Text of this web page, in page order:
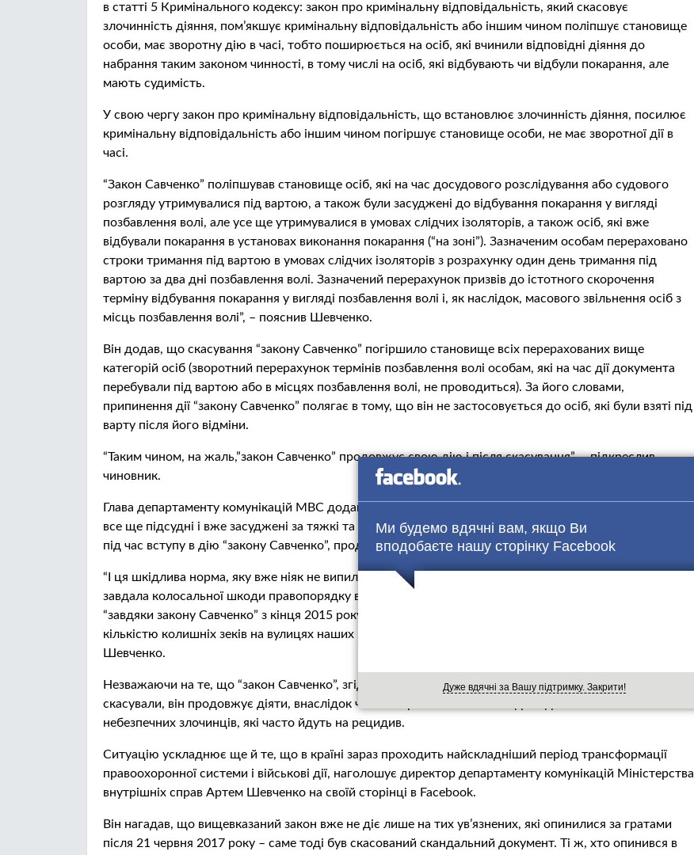
Ми будемо вдячні вам, якщо Ви
вподобаєте нашу сторінку Facebook
Дуже вдячні за Вашу підтримку. Закрити!
в статті 5 Кримінального кодексу: закон про кримінальну відповідальність, який скасовує
злочинність діяння, пом’якшує кримінальну відповідальність або іншим чином поліпшує становище
особи, має зворотну дію в часі, тобто поширюється на осіб, які вчинили відповідні діяння до
набрання таким законом чинності, в тому числі на осіб, які відбувають чи відбули покарання, але
мають судимість.
У свою чергу закон про кримінальну відповідальність, що встановлює злочинність діяння, посилює
кримінальну відповідальність або іншим чином погіршує становище особи, не має зворотної дії в
часі.
“Закон Савченко” поліпшував становище осіб, які на час досудового розслідування або судового
розгляду утримувалися під вартою, а також були засуджені до відбування покарання у вигляді
позбавлення волі, але усе ще утримувалися в умовах слідчих ізоляторів, а також осіб, які вже
відбували покарання в установах виконання покарання (“на зоні”). Зазначеним особам перераховано
строки тримання під вартою в умовах слідчих ізоляторів з розрахунку один день тримання під
вартою за два дні позбавлення волі. Зазначений перерахунок призвів до істотного скорочення
терміну відбування покарання у вигляді позбавлення волі і, як наслідок, масового звільнення осіб з
місць позбавлення волі”, – пояснив Шевченко.
Він додав, що скасування “закону Савченко” погіршило становище всіх перерахованих вище
категорій осіб (зворотний перерахунок термінів позбавлення волі особам, які на час дії документа
перебували під вартою або в місцях позбавлення волі, не проводиться). За його словами,
припинення дії “закону Савченко” полягає в тому, що він не застосовується до осіб, які були взяті під
варту після його відміни.
“Таким чином, на жаль,”закон Савченко” продовжує свою дію і після скасування”, – підкреслив
чиновник.
Глава департаменту комунікацій МВС додав, що досі і назавжди (до внесення змін до Конституції)
все ще підсудні і вже засуджені за тяжкі та особливо тяжкі злочини, що потрапили під варту і до, і
під час вступу в дію “закону Савченко”, продовжують виходити на волю за нормою “день за два”.
“І ця шкідлива норма, яку вже ніяк не випиляти із законодавства, крім як через зміну Конституції,
завдала колосальної шкоди правопорядку в нашій країні. Зрозумійте, що Національна поліція
“завдяки закону Савченко” з кінця 2015 року і назавжди стикається з надзвичайно великою
кількістю колишніх зеків на вулицях наших міст і сіл. Вони часто йдуть на рецидив”, – підсумував
Шевченко.
Незважаючи на те, що “закон Савченко”, згідно з яким один день в СІЗО прирівнюється до двох, вже
скасували, він продовжує діяти, внаслідок чого в Україні на волю виходять десятки тисяч
небезпечних злочинців, які часто йдуть на рецидив.
Ситуацію ускладнює ще й те, що в країні зараз проходить найскладніший період трансформації
правоохоронної системи і військові дії, наголошує директор департаменту комунікацій Міністерства
внутрішніх справ Артем Шевченко на своїй сторінці в Facebook.
Він нагадав, що вищевказаний закон вже не діє лише на тих ув’язнених, які опинилися за гратами
після 21 червня 2017 року – саме тоді був скасований скандальний документ. Ті ж, хто опинився в